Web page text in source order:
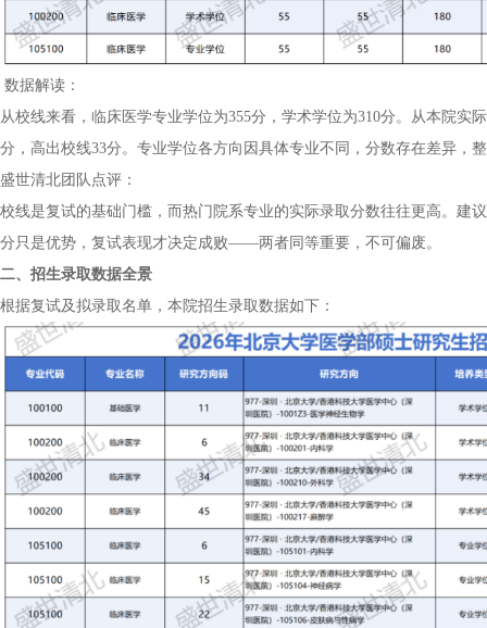
数据解读：
从校线来看，临床医学专业学位为355分，学术学位为310分。从本院
分，高出校线33分。专业学位各方向因具体专业不同，分数存在差异，
盛世清北团队点评：
校线是复试的基础门槛，而热门院系专业的实际录取分数往往更高。建
分只是优势，复试表现才决定成败——两者同等重要，不可偏废。
二、招生录取数据全景
根据复试及拟录取名单，本院招生录取数据如下：